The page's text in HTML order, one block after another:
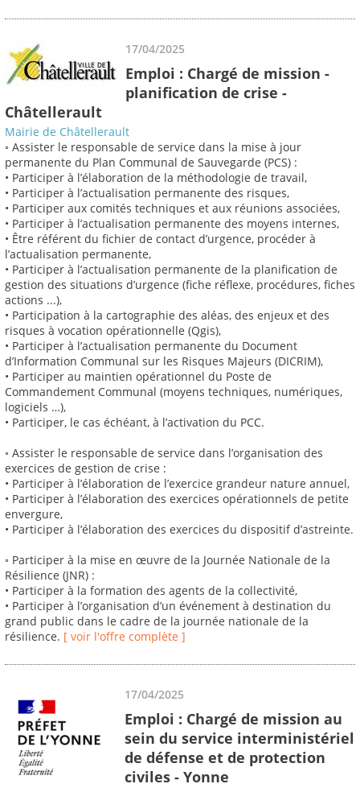
17/04/2025
Emploi : Chargé de mission -
planification de crise -
Châtellerault
Mairie de Châtellerault
◦ Assister le responsable de service dans la mise à jour
permanente du Plan Communal de Sauvegarde (PCS) :
• Participer à l’élaboration de la méthodologie de travail,
• Participer à l’actualisation permanente des risques,
• Participer aux comités techniques et aux réunions associées,
• Participer à l’actualisation permanente des moyens internes,
• Être référent du fichier de contact d’urgence, procéder à
l’actualisation permanente,
• Participer à l’actualisation permanente de la planification de
gestion des situations d’urgence (fiche réflexe, procédures, fiches
actions ...),
• Participation à la cartographie des aléas, des enjeux et des
risques à vocation opérationnelle (Qgis),
• Participer à l’actualisation permanente du Document
d’Information Communal sur les Risques Majeurs (DICRIM),
• Participer au maintien opérationnel du Poste de
Commandement Communal (moyens techniques, numériques,
logiciels …),
• Participer, le cas échéant, à l’activation du PCC.
◦ Assister le responsable de service dans l’organisation des
exercices de gestion de crise :
• Participer à l’élaboration de l’exercice grandeur nature annuel,
• Participer à l’élaboration des exercices opérationnels de petite
envergure,
• Participer à l’élaboration des exercices du dispositif d’astreinte.
◦ Participer à la mise en œuvre de la Journée Nationale de la
Résilience (JNR) :
• Participer à la formation des agents de la collectivité,
• Participer à l’organisation d’un événement à destination du
grand public dans le cadre de la journée nationale de la
résilience. [ voir l'offre complète ]
17/04/2025
Emploi : Chargé de mission au
sein du service interministériel
de défense et de protection
civiles - Yonne